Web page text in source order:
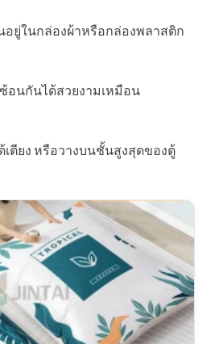
ยู่ในกล่องผ้าหรือกล่องพลาสติก
อนกันได้สวยงามเหมือน
เตียง หรือวางบนชั้นสูงสุดของตู้